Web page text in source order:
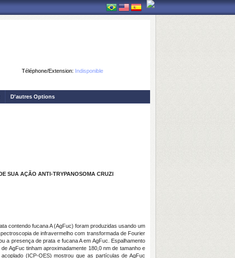
Téléphone/Extension: Indisponible
D'autres Options
SUA AÇÃO ANTI-TRYPANOSOMA CRUZI
contendo fucana A (AgFuc) foram produzidas usando um
de infravermelho com transformada de Fourier
a presença de prata e fucana A em AgFuc. Espalhamento
AgFuc tinham aproximadamente 180,0 nm de tamanho e
(ICP-OES) mostrou que as partículas de AgFuc